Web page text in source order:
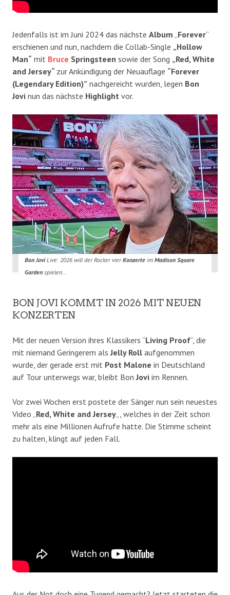
Jedenfalls ist im Juni 2024 das nächste Album „Forever“
erschienen und nun, nachdem die Collab-Single „Hollow
Man“ mit Bruce Springsteen sowie der Song „Red, White
and Jersey“ zur Ankündigung der Neuauflage “Forever
(Legendary Edition)” nachgereicht wurden, legen Bon
Jovi nun das nächste Highlight vor.
Bon JoviLive: 2026 will der Rocker vierKonzerteim Madison Square
Gardenspielen…
BON JOVI KOMMT IN 2026 MIT NEUEN
KONZERTEN
Mit der neuen Version ihres Klassikers “Living Proof”, die
mit niemand Geringerem alsJelly Roll aufgenommen
wurde, der gerade erst mit Post Malone in Deutschland
auf Tour unterwegs war, bleibt BonJovi im Rennen.
Vor zwei Wochen erst postete der Sänger nun sein neuestes
Video „Red, White and Jersey„, welches in der Zeit schon
mehr als eine Millionen Aufrufe hatte. Die Stimme scheint
zu halten, klingt auf jeden Fall.